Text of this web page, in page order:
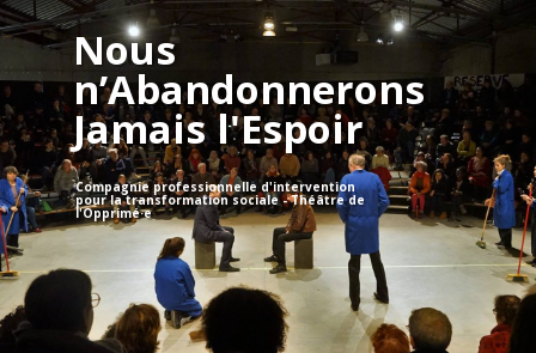
Nous
n’Abandonnerons
Jamais l'Espoir
Compagnie professionnelle d'intervention
pour la transformation sociale - Théâtre de
l'Opprimé·e